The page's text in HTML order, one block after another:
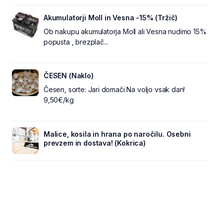
Akumulatorji Moll in Vesna -15% (Tržič)
Ob nakupu akumulatorja Moll ali Vesna nudimo 15%
popusta , brezplač...
ČESEN (Naklo)
Česen, sorte: Jari domači Na voljo vsak dan!
9,50€/kg
Malice, kosila in hrana po naročilu. Osebni
prevzem in dostava! (Kokrica)